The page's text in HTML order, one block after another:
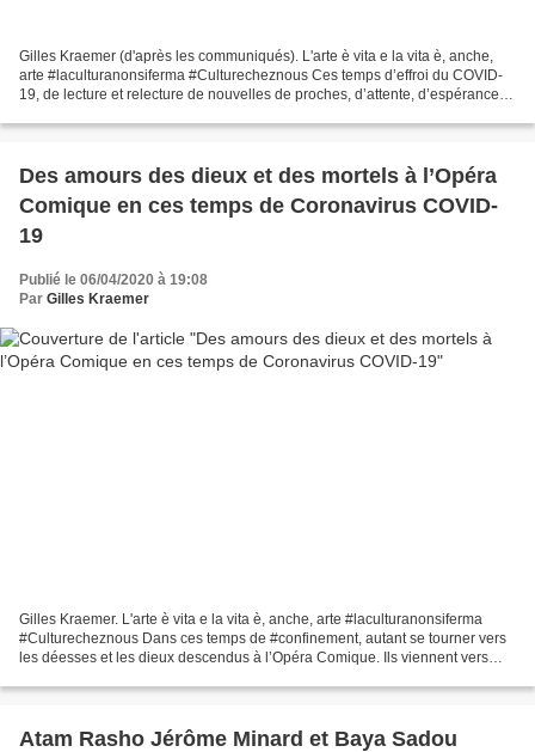
Gilles Kraemer (d'après les communiqués). L'arte è vita e la vita è, anche,
arte #laculturanonsiferma #Culturecheznous Ces temps d’effroi du COVID-
19, de lecture et relecture de nouvelles de proches, d’attente, d’espérance,
Des amours des dieux et des mortels à l’Opéra
Comique en ces temps de Coronavirus COVID-
19
Publié le 06/04/2020 à 19:08
Par Gilles Kraemer
Gilles Kraemer. L'arte è vita e la vita è, anche, arte #laculturanonsiferma
#Culturecheznous Dans ces temps de #confinement, autant se tourner vers
les déesses et les dieux descendus à l’Opéra Comique. Ils viennent vers
Atam Rasho Jérôme Minard et Baya Sadou